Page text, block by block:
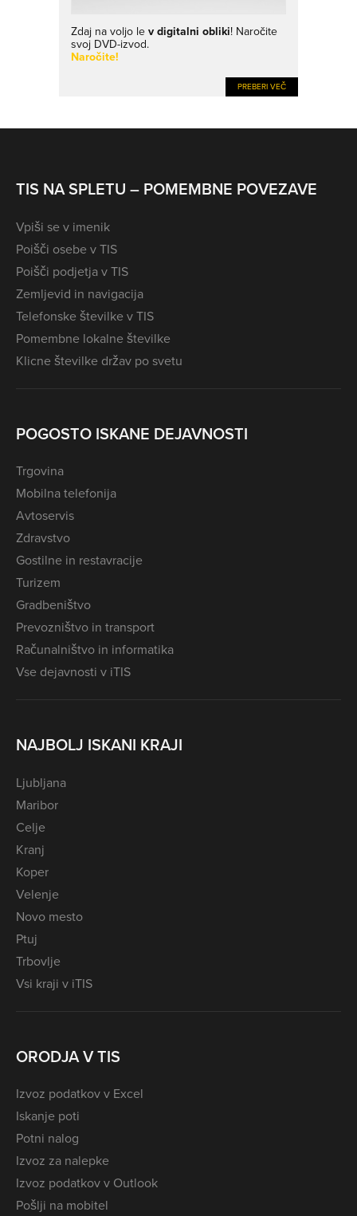
Zdaj na voljo lev digitalni obliki! Naročite
svoj DVD-izvod.
Naročite!
PREBERI VEČ
TIS NA SPLETU – POMEMBNE POVEZAVE
Vpiši se v imenik
Poišči osebe v TIS
Poišči podjetja v TIS
Zemljevid in navigacija
Telefonske številke v TIS
Pomembne lokalne številke
Klicne številke držav po svetu
POGOSTO ISKANE DEJAVNOSTI
Trgovina
Mobilna telefonija
Avtoservis
Zdravstvo
Gostilne in restavracije
Turizem
Gradbeništvo
Prevozništvo in transport
Računalništvo in informatika
Vse dejavnosti v iTIS
NAJBOLJ ISKANI KRAJI
Ljubljana
Maribor
Celje
Kranj
Koper
Velenje
Novo mesto
Ptuj
Trbovlje
Vsi kraji v iTIS
ORODJA V TIS
Izvoz podatkov v Excel
Iskanje poti
Potni nalog
Izvoz za nalepke
Izvoz podatkov v Outlook
Pošlji na mobitel